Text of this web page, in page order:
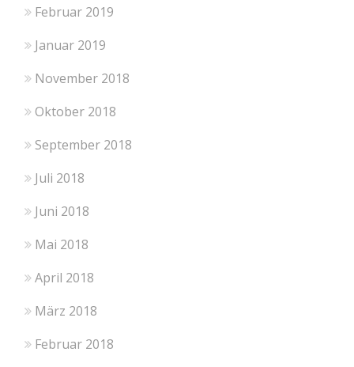
Februar 2019
Januar 2019
November 2018
Oktober 2018
September 2018
Juli 2018
Juni 2018
Mai 2018
April 2018
März 2018
Februar 2018